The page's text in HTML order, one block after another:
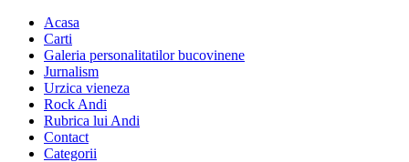
Acasa
Carti
Galeria personalitatilor bucovinene
Jurnalism
Urzica vieneza
Rock Andi
Rubrica lui Andi
Contact
Categorii